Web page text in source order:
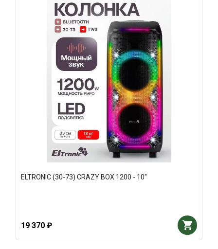
ELTRONIC (30-73) CRAZY BOX 1200 - 10"
19 370 ₽